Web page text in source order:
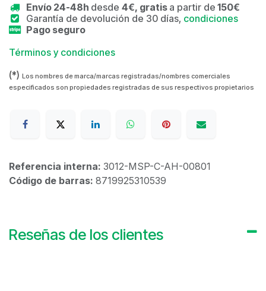
Envío 24-48h desde 4€, gratis a partir de 150€
Garantía de devolución de 30 días, condiciones
Pago seguro
Términos y condiciones
(*) Los nombres de marca/marcas registradas/nombres comerciales
especificados son propiedades registradas de sus respectivos propietarios
Referencia interna: 3012-MSP-C-AH-00801
Código de barras: 8719925310539
Reseñas de los clientes